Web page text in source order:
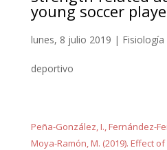
young soccer
lunes, 8 julio 2019 |
deportivo
Peña-González, I., Fernández-
Moya-Ramón, M. (2019). Effect